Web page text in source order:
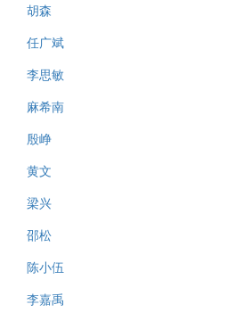
胡森
任广斌
李思敏
麻希南
殷峥
黄文
梁兴
邵松
陈小伍
李嘉禹